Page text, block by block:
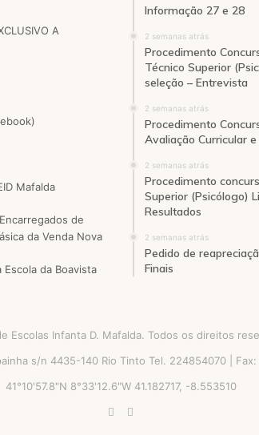
A
Mafalda
de
da Venda Nova
Escola da Boavista
Informação 27 e 28
2 semanas atrás
Procedimento
Técnico Superior
seleção – Entrevista
2 semanas atrás
Procedimento
Avaliação Curricular
2 semanas atrás
Procedimento
Superior (Psicólogo)
Resultados
2 semanas atrás
Pedido de
Finais
Escolas Infanta D. Mafalda. Todos os direitos
s/n 4435-140 Rio Tinto Tel. 224854070 |
41°10'57.8"N 8°33'12.6"W 41.182717, -8.553510
Facebook